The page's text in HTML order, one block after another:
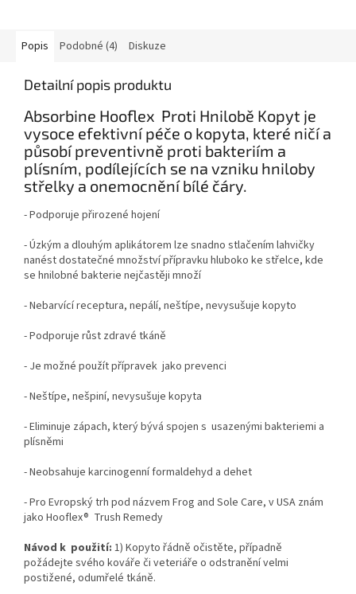
Popis Podobné (4) Diskuze
Detailní popis produktu
Absorbine Hooflex Proti Hnilobě Kopyt je
vysoce efektivní péče o kopyta, které ničí a
působí preventivně proti bakteriím a
plísním, podílejících se na vzniku hniloby
střelky a onemocnění bílé čáry.
- Podporuje přirozené hojení
- Úzkým a dlouhým aplikátorem lze snadno stlačením lahvičky
nanést dostatečné množství přípravku hluboko ke střelce, kde
se hnilobné bakterie nejčastěji množí
- Nebarvící receptura, nepálí, neštípe, nevysušuje kopyto
- Podporuje růst zdravé tkáně
- Je možné použít přípravek jako prevenci
- Neštípe, nešpiní, nevysušuje kopyta
- Eliminuje zápach, který bývá spojen s usazenými bakteriemi a
plísněmi
- Neobsahuje karcinogenní formaldehyd a dehet
- Pro Evropský trh pod názvem Frog and Sole Care, v USA znám
jako Hooflex® Trush Remedy
Návod k použití: 1) Kopyto řádně očistěte, případně
požádejte svého kováře či veteriáře o odstranění velmi
postižené, odumřelé tkáně.